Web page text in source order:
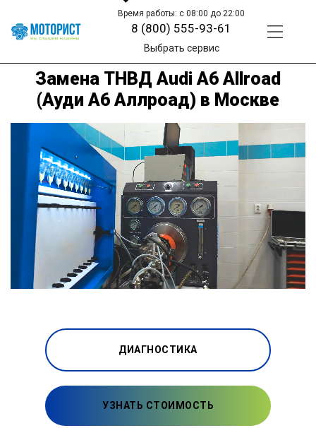
Время работы: с 08:00 до 22:00
8 (800) 555-93-61
Выбрать сервис
Замена ТНВД Audi A6 Allroad
(Ауди А6 Аллроад) в Москве
ДИАГНОСТИКА
УЗНАТЬ СТОИМОСТЬ